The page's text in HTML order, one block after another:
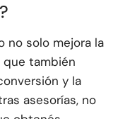
no solo mejora la
también
y la
asesorías, no